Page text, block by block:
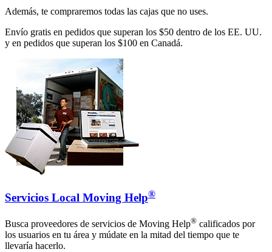
Además, te compraremos todas las cajas que no uses.
Envío gratis en pedidos que superan los $50 dentro de los EE. UU.
y en pedidos que superan los $100 en Canadá.
Servicios Local Moving Help®
Busca proveedores de servicios de Moving Help® calificados por
los usuarios en tu área y múdate en la mitad del tiempo que te
llevaría hacerlo.